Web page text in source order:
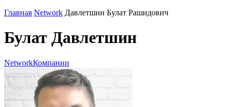
Главная Network Давлетшин Булат Рашидович
Булат Давлетшин
NetworkКомпании